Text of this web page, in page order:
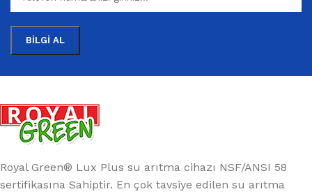
Royal Green® Lux Plus su arıtma cihazı NSF/ANSI 58
sertifikasına Sahiptir. En çok tavsiye edilen su arıtma